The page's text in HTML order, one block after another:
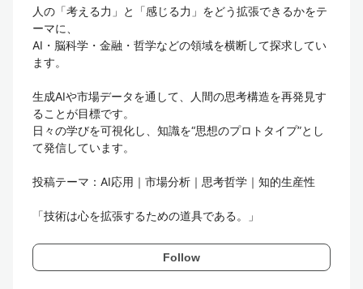
人の「考える力」と「感じる力」をどう拡張できるかをテ
ーマに、
AI・脳科学・金融・哲学などの領域を横断して探求してい
ます。
生成AIや市場データを通して、人間の思考構造を再発見す
ることが目標です。
日々の学びを可視化し、知識を“思想のプロトタイプ”とし
て発信しています。
投稿テーマ：AI応用｜市場分析｜思考哲学｜知的生産性
「技術は心を拡張するための道具である。」
Follow